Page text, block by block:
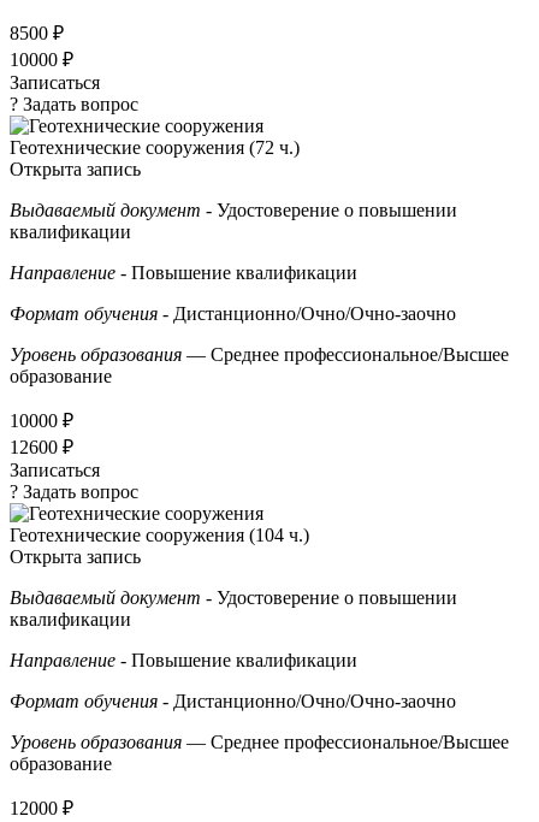
8500 ₽
10000 ₽
Записаться
? Задать вопрос
Геотехнические сооружения (72 ч.)
Открыта запись
Выдаваемый документ - Удостоверение о повышении
квалификации
Направление - Повышение квалификации
Формат обучения - Дистанционно/Очно/Очно-заочно
Уровень образования — Среднее профессиональное/Высшее
образование
10000 ₽
12600 ₽
Записаться
? Задать вопрос
Геотехнические сооружения (104 ч.)
Открыта запись
Выдаваемый документ - Удостоверение о повышении
квалификации
Направление - Повышение квалификации
Формат обучения - Дистанционно/Очно/Очно-заочно
Уровень образования — Среднее профессиональное/Высшее
образование
12000 ₽